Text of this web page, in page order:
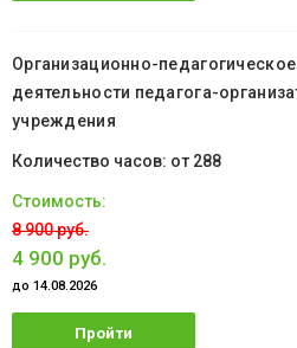
Организационно-
деятельности педагога-
учреждения
от 288
8 900 руб.
4 900 руб.
до 14.08.2026
Пройти